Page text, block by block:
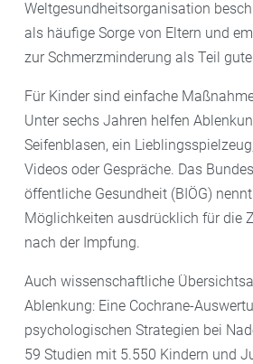
Weltgesundheitsorganisation
als häufige Sorge von Eltern und
zur Schmerzminderung als Teil
Für Kinder sind einfache
Unter sechs Jahren helfen
Seifenblasen, ein
Videos oder Gespräche. Das
öffentliche Gesundheit (BIÖG)
Möglichkeiten ausdrücklich für die
nach der Impfung.
Auch wissenschaftliche
Ablenkung: Eine Cochrane-
psychologischen Strategien bei
59 Studien mit 5.550 Kindern und